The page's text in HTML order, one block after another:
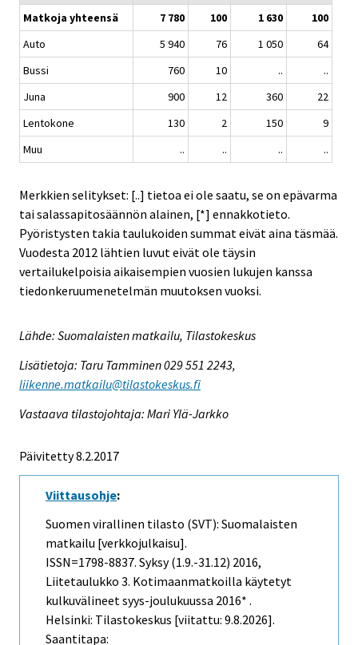
Matkoja yhteensä
7 780 100 1 630
100
Auto
5 940 76 1 050
64
Bussi
760 10 ..
..
Juna
900 12 360
22
Lentokone
130 2 150
9
Muu
.. .. .. ..
Merkkien selitykset: [..] tietoa ei ole saatu, se on epävarma
tai salassapitosäännön alainen, [*] ennakkotieto.
Pyöristysten takia taulukoiden summat eivät aina täsmää.
Vuodesta 2012 lähtien luvut eivät ole täysin
vertailukelpoisia aikaisempien vuosien lukujen kanssa
tiedonkeruumenetelmän muutoksen vuoksi.
Lähde: Suomalaisten matkailu, Tilastokeskus
Lisätietoja: Taru Tamminen 029 551 2243,
liikenne.matkailu@tilastokeskus.fi
Vastaava tilastojohtaja: Mari Ylä-Jarkko
Päivitetty 8.2.2017
Viittausohje:
Suomen virallinen tilasto (SVT): Suomalaisten
matkailu [verkkojulkaisu].
ISSN=1798-8837. Syksy (1.9.-31.12) 2016,
Liitetaulukko 3. Kotimaanmatkoilla käytetyt
kulkuvälineet syys-joulukuussa 2016* .
Helsinki: Tilastokeskus [viitattu: 9.8.2026].
Saantitapa: